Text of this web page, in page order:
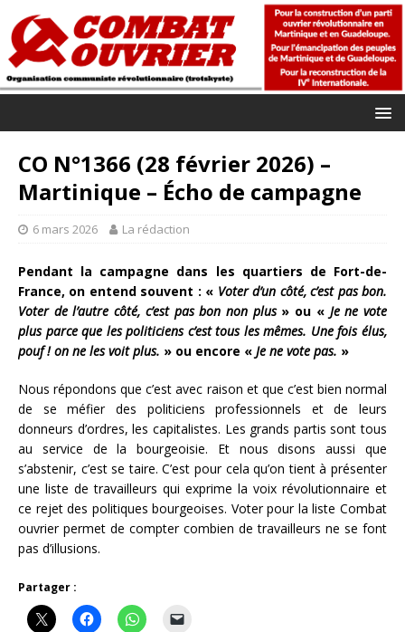
CO N°1366 (28 février 2026) –
Martinique – Écho de campagne
6 mars 2026 La rédaction
Pendant la campagne dans les quartiers de Fort-de-
France, on entend souvent : « Voter d’un côté, c’est pas bon.
Voter de l’autre côté, c’est pas bon non plus » ou « Je ne vote
plus parce que les politiciens c’est tous les mêmes. Une fois élus,
pouf ! on ne les voit plus. » ou encore « Je ne vote pas. »
Nous répondons que c’est avec raison et que c’est bien normal
de se méfier des politiciens professionnels et de leurs
donneurs d’ordres, les capitalistes. Les grands partis sont tous
au service de la bourgeoisie. Et nous disons aussi que
s’abstenir, c’est se taire. C’est pour cela qu’on tient à présenter
une liste de travailleurs qui exprime la voix révolutionnaire et
ce rejet des politiques bourgeoises. Voter pour la liste Combat
ouvrier permet de compter combien de travailleurs ne se font
pas d’illusions.
Partager :